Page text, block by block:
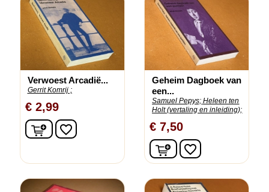
Verwoest Arcadië...
Gerrit Komrij ;
€ 2,99
In winkelwagen
favorite_border
Geheim Dagboek van
een...
Samuel Pepys; Heleen ten
Holt (vertaling en inleiding);
€ 7,50
In winkelwagen
favorite_border